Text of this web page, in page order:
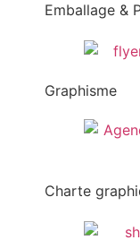
Emballage &
Graphisme
Charte